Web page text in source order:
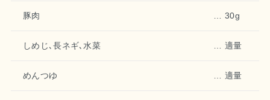
豚肉 30g
しめじ､長ネギ､水菜 適量
めんつゆ 適量